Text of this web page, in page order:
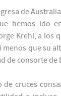
de
hemos ido
Krehl, a
menos que su
de consorte de
de cruces